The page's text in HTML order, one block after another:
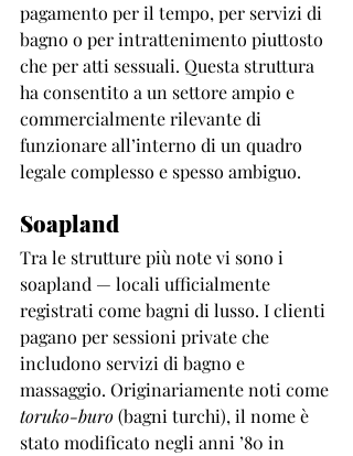
pagamento per il tempo, per servizi di
bagno o per intrattenimento piuttosto
che per atti sessuali. Questa struttura
ha consentito a un settore ampio e
commercialmente rilevante di
funzionare all’interno di un quadro
legale complesso e spesso ambiguo.
Soapland
Tra le strutture più note vi sono i
soapland — locali ufficialmente
registrati come bagni di lusso. I clienti
pagano per sessioni private che
includono servizi di bagno e
massaggio. Originariamente noti come
toruko-buro (bagni turchi), il nome è
stato modificato negli anni ’80 in